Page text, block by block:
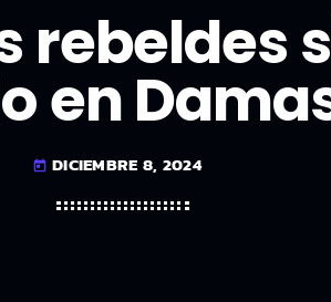
rebeldes
en
today DICIEMBRE 8, 2024